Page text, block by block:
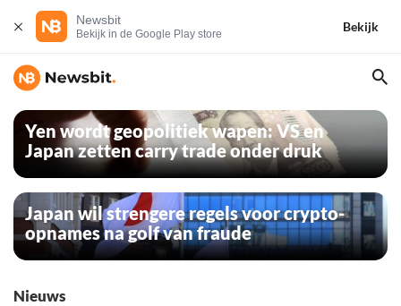
Newsbit
Bekijk in de Google Play store
Bekijk
Yen wordt geopolitiek wapen: VS en
Japan zetten carry trade onder druk
Japan wil strengere regels voor crypto-
opnames na golf van fraude
Nieuws